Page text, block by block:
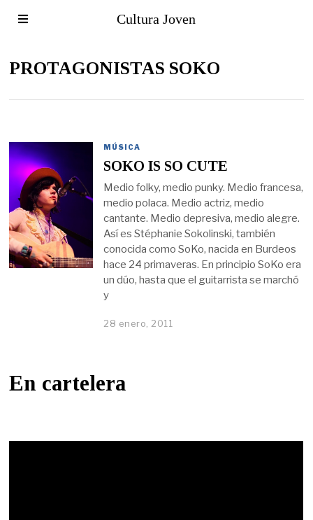
Cultura Joven
PROTAGONISTAS SOKO
MÚSICA
SOKO IS SO CUTE
Medio folky, medio punky. Medio francesa,
medio polaca. Medio actriz, medio
cantante. Medio depresiva, medio alegre.
Así es Stéphanie Sokolinski, también
conocida como SoKo, nacida en Burdeos
hace 24 primaveras. En principio SoKo era
un dúo, hasta que el guitarrista se marchó
y
28 enero, 2011
En cartelera